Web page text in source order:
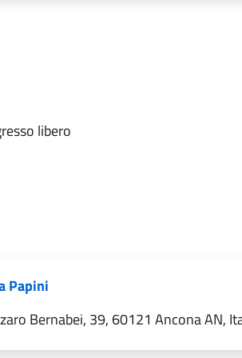
libero
Papini
Bernabei, 39, 60121 Ancona AN,